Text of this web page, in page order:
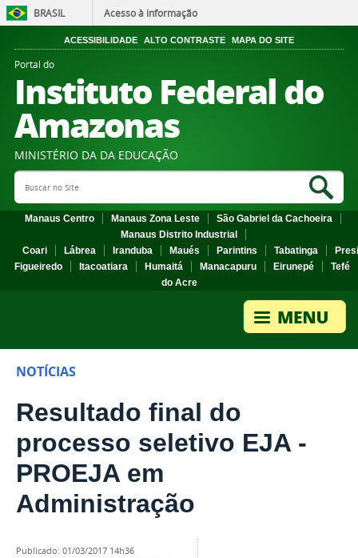
BRASIL Acesso à informação
ACESSIBILIDADE ALTO CONTRASTE MAPA DO SITE
Portal do
Instituto Federal do
Amazonas
MINISTÉRIO DA DA EDUCAÇÃO
Search Site
Manaus Centro Manaus Zona Leste
São Gabriel da Cachoeira
Manaus Distrito Industrial
Coari
Lábrea Iranduba Maués Parintins Tabatinga
Figueiredo
Itacoatiara Humaitá Manacapuru Eirunepé
Tefé
do Acre
NOTÍCIAS
Resultado final do
processo seletivo EJA -
PROEJA em
Administração
publicado: 01/03/2017 14h36